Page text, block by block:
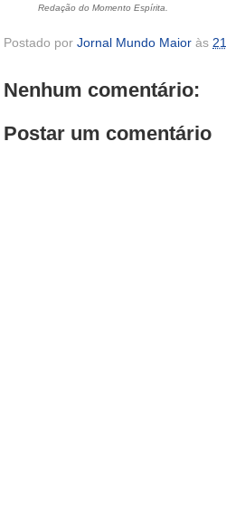
Redação do Momento Espírita.
Postado por Jornal Mundo Maior às
Nenhum comentário:
Postar um comentário